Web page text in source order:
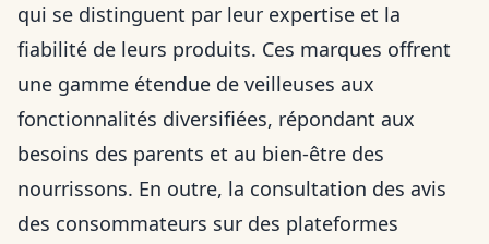
qui se distinguent par leur expertise et la
fiabilité de leurs produits. Ces marques offrent
une gamme étendue de veilleuses aux
fonctionnalités diversifiées, répondant aux
besoins des parents et au bien-être des
nourrissons. En outre, la consultation des avis
des consommateurs sur des plateformes